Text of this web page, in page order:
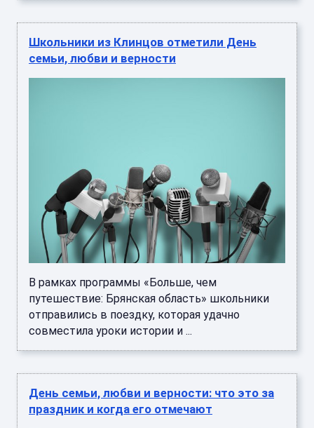
Школьники из Клинцов отметили День
семьи, любви и верности
В рамках программы «Больше, чем
путешествие: Брянская область» школьники
отправились в поездку, которая удачно
совместила уроки истории и ...
День семьи, любви и верности: что это за
праздник и когда его отмечают